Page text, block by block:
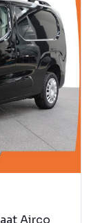
Airco